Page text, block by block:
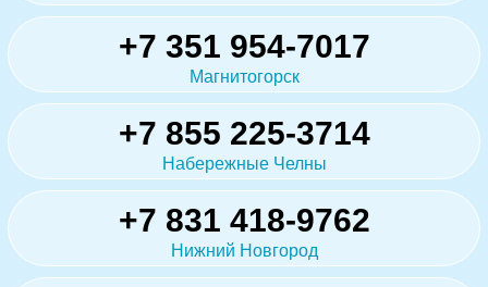
+7 351 954-7017
Магнитогорск
+7 855 225-3714
Набережные Челны
+7 831 418-9762
Нижний Новгород